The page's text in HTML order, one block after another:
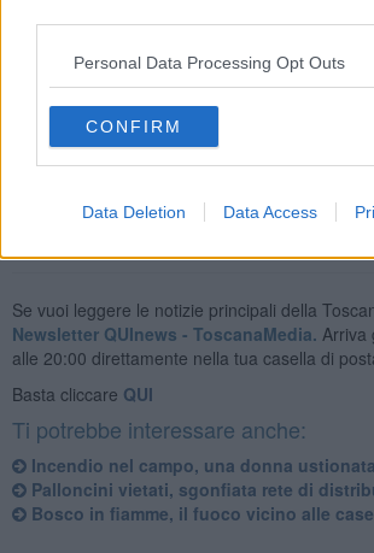
Personal Data Processing Opt Outs
CONFIRM
Data Deletion Data Access
La squadra ha estinto l'incendio che si era
vegetazione limitrofa.
Se vuoi leggere le notizie principali della
Newsletter QUInews - ToscanaMedia. Arriva
alle 20:00 direttamente nella tua casella di
Basta cliccare QUI
Ti potrebbe interessare anche:
Incendio nel campo, una donna
Palloncini vietati, sgonfiata rete di
Bosco in fiamme, il fuoco vicino alle case